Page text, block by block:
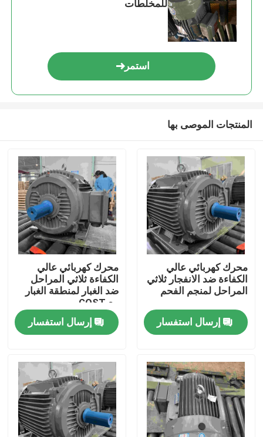
بيت
للمخلطات
استمر
المنتجات الموصى بها
محرك كهربائي عالي
الكفاءة ضد الانفجار ثلاثي
المراحل لمنجم الفحم
إرسال استفسار
محرك كهربائي عالي
الكفاءة ثلاثي المراحل
ضد الغبار لمنطقة الغبار
مع GOST
إرسال استفسار